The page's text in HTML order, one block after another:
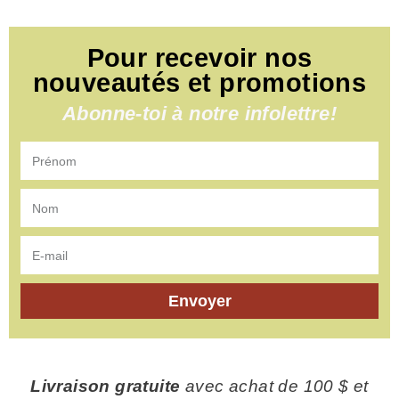
Pour recevoir nos
nouveautés et promotions
Abonne-toi à notre infolettre!
Envoyer
Livraison gratuite avec achat de 100 $ et